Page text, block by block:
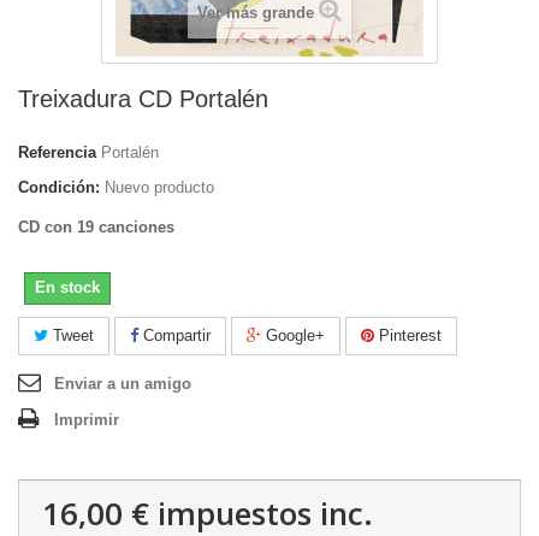
Ver más grande
Treixadura CD Portalén
Referencia Portalén
Condición: Nuevo producto
CD con 19 canciones
En stock
Tweet Compartir Google+ Pinterest
Enviar a un amigo
Imprimir
16,00 € impuestos inc.